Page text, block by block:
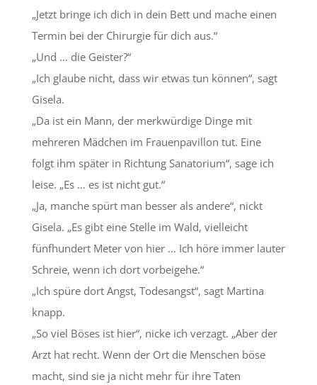
„Jetzt bringe ich dich in dein Bett und mache einen
Termin bei der Chirurgie für dich aus.“
„Und … die Geister?“
„Ich glaube nicht, dass wir etwas tun können“, sagt
Gisela.
„Da ist ein Mann, der merkwürdige Dinge mit
mehreren Mädchen im Frauenpavillon tut. Eine
folgt ihm später in Richtung Sanatorium“, sage ich
leise. „Es … es ist nicht gut.“
„Ja, manche spürt man besser als andere“, nickt
Gisela. „Es gibt eine Stelle im Wald, vielleicht
fünfhundert Meter von hier … Ich höre immer lauter
Schreie, wenn ich dort vorbeigehe.“
„Ich spüre dort Angst, Todesangst“, sagt Martina
knapp.
„So viel Böses ist hier“, nicke ich verzagt. „Aber der
Arzt hat recht. Wenn der Ort die Menschen böse
macht, sind sie ja nicht mehr für ihre Taten